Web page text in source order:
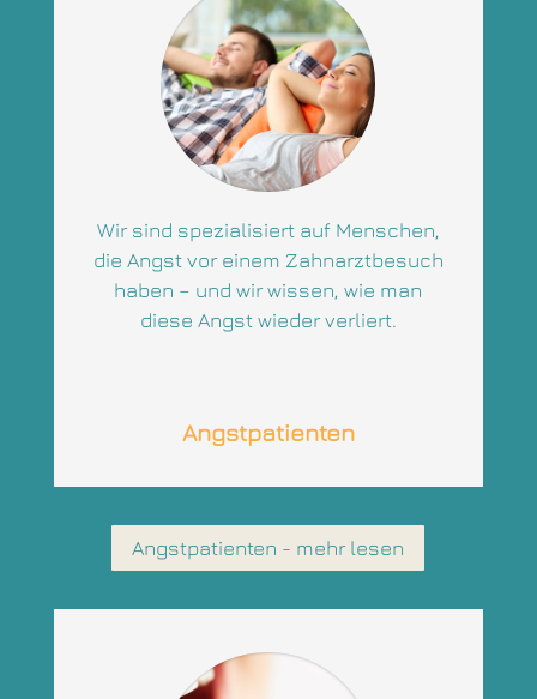
Wir sind spezialisiert auf Menschen,
die Angst vor einem Zahnarztbesuch
haben – und wir wissen, wie man
diese Angst wieder verliert.
Angstpatienten
Angstpatienten - mehr lesen